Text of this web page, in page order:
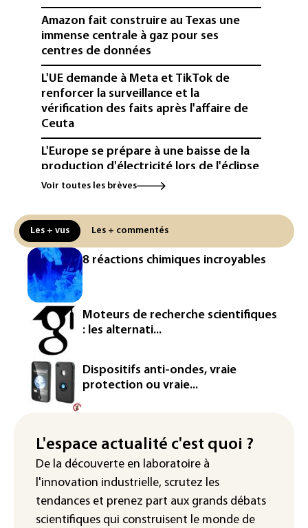
Amazon fait construire au Texas une
immense centrale à gaz pour ses
centres de données
L'UE demande à Meta et TikTok de
renforcer la surveillance et la
vérification des faits après l'affaire de
Ceuta
L'Europe se prépare à une baisse de la
production d'électricité lors de l'éclipse
solaire
contre BASF pour pollution aux PFAS
Canicule: à l'arrêt depuis fin juillet, la
centrale de Golfech reconnectée au
réseau
Véhicules de livraison autonomes: la
France ouvre la voie à leur
homologation
Iris³: Eutelsat investira 3,4 milliards
d'euros dans la future constellation
européenne
l'entrepreneur Vianney d'Alançon
La production française de maïs
attendue au plus bas depuis 1980
Voir toutes les brèves
Les + vus Les + commentés
8 réactions chimiques incroyables
Moteurs de recherche scientifiques
: les alternati...
Dispositifs anti-ondes, vraie
protection ou vraie...
L'espace actualité c'est quoi ?
De la découverte en laboratoire à
l'innovation industrielle, scrutez les
tendances et prenez part aux grands débats
scientifiques qui construisent le monde de